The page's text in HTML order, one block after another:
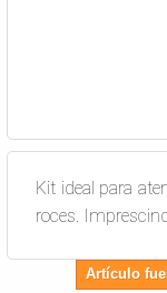
Kit ideal para
roces.
Artículo